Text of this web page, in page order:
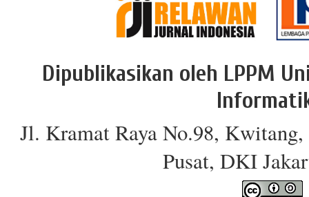
Dipublikasikan oleh LPPM
Jl. Kramat Raya No.98,
Pusat, DKI